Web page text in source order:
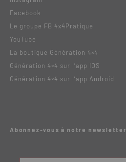
Facebook
Le groupe FB 4x4Pratique
YouTube
La boutique Génération 4×4
Génération 4×4 sur l’app IOS
Génération 4×4 sur l’app Android
Abonnez-vous à notre newsletter